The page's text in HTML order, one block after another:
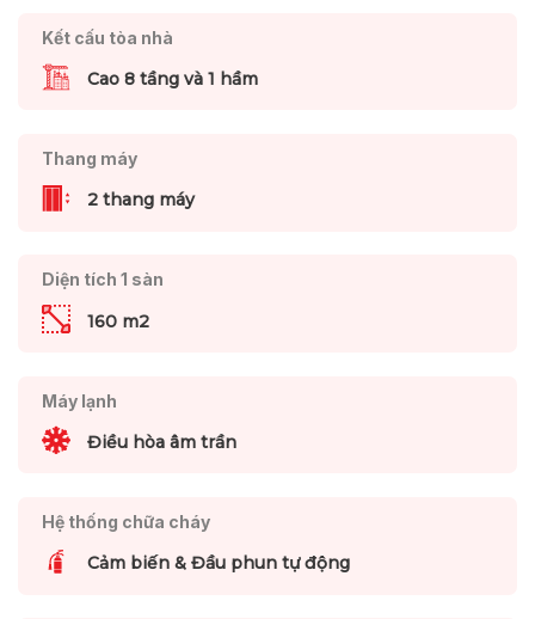
Kết cấu tòa nhà
Cao 8 tầng và 1 hầm
Thang máy
2 thang máy
Diện tích 1 sàn
160 m2
Máy lạnh
Điều hòa âm trần
Hệ thống chữa cháy
Cảm biến & Đầu phun tự động